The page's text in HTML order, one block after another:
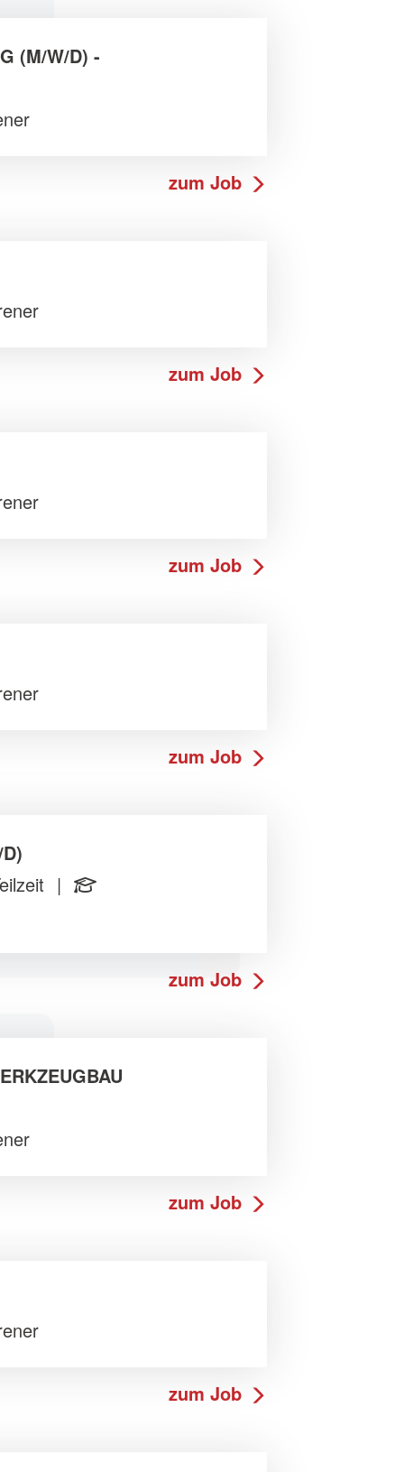
(M/W/D) -
zum Job
zum Job
zum Job
zum Job
|
zum Job
zum Job
zum Job